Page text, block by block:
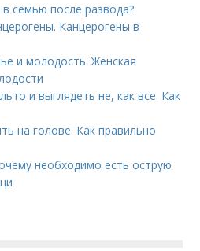
семью после развода?
Канцерогены в
и молодость. Женская
и выглядеть не, как все. Как
на голове. Как правильно
необходимо есть острую